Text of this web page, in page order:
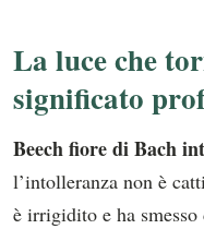
La luce che
significato
Beech fiore di Bach
l’intolleranza non è
è irrigidito e ha